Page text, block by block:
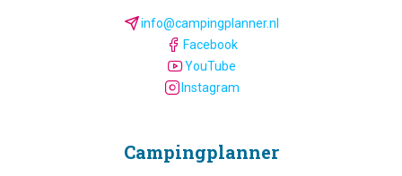
info@campingplanner.nl
Facebook
YouTube
Instagram
Camping­planner